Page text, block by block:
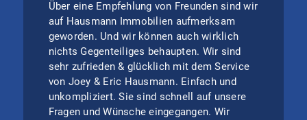
Über eine Empfehlung von Freunden sind wir
auf Hausmann Immobilien aufmerksam
geworden. Und wir können auch wirklich
nichts Gegenteiliges behaupten. Wir sind
sehr zufrieden & glücklich mit dem Service
von Joey & Eric Hausmann. Einfach und
unkompliziert. Sie sind schnell auf unsere
Fragen und Wünsche eingegangen. Wir